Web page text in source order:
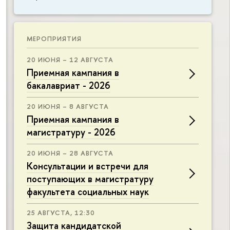
МЕРОПРИЯТИЯ
20 ИЮНЯ – 12 АВГУСТА
Приемная кампания в
бакалавриат - 2026
20 ИЮНЯ – 8 АВГУСТА
Приемная кампания в
магистратуру - 2026
20 ИЮНЯ – 28 АВГУСТА
Консультации и встречи для
поступающих в магистратуру
факультета социальных наук
25 АВГУСТА, 12:30
Защита кандидатской